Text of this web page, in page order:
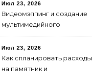
Июл 23, 2026
Видеомэппинг и создание
мультимедийного
будущего для пространств
Июл 23, 2026
Как спланировать расходы
на памятник и